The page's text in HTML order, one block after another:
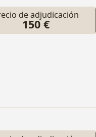
de adjudicación
150 €